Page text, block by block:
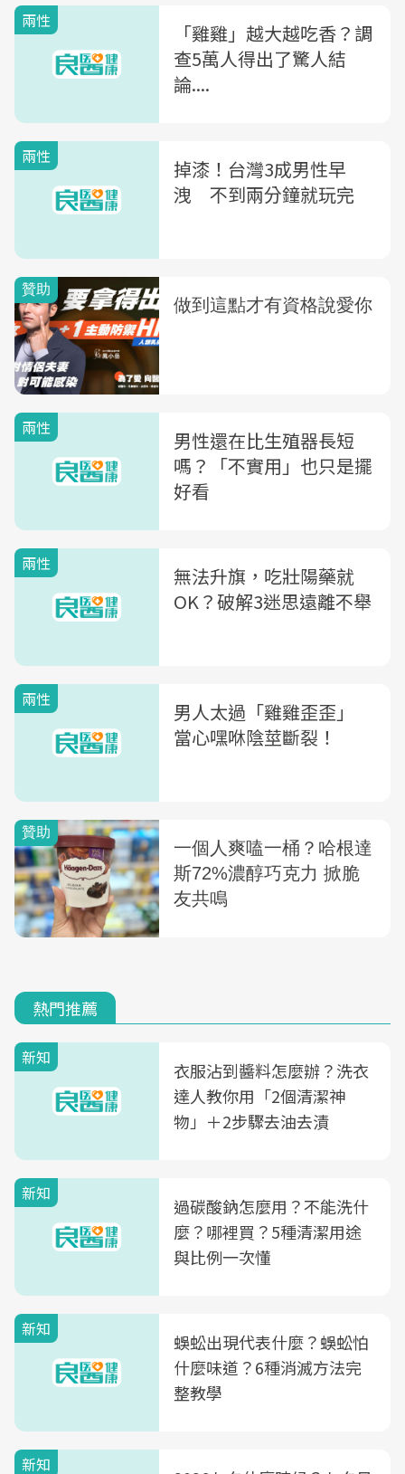
兩性
「雞雞」越大越吃香？調
查5萬人得出了驚人結
論....
兩性
掉漆！台灣3成男性早
洩 不到兩分鐘就玩完
兩性
男性還在比生殖器長短
嗎？「不實用」也只是擺
好看
兩性
無法升旗，吃壯陽藥就
OK？破解3迷思遠離不舉
兩性
男人太過「雞雞歪歪」
當心嘿咻陰莖斷裂！
熱門推薦
新知
衣服沾到醬料怎麼辦？洗衣
達人教你用「2個清潔神
物」＋2步驟去油去漬
新知
過碳酸鈉怎麼用？不能洗什
麼？哪裡買？5種清潔用途
與比例一次懂
新知
蜈蚣出現代表什麼？蜈蚣怕
什麼味道？6種消滅方法完
整教學
新知